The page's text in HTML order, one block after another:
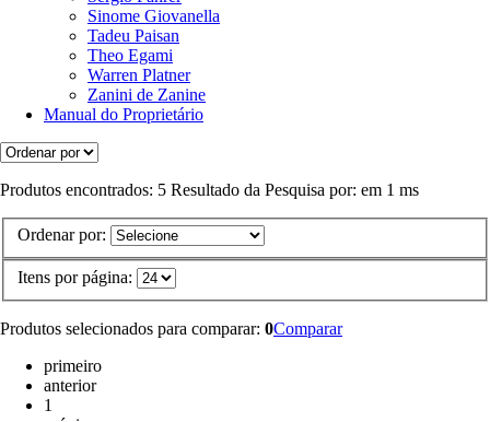
Sinome Giovanella
Tadeu Paisan
Theo Egami
Warren Platner
Zanini de Zanine
Manual do Proprietário
Produtos encontrados: 5 Resultado da Pesquisa por: em 1 ms
Ordenar por:
Itens por página:
Produtos selecionados para comparar: 0Comparar
primeiro
anterior
1